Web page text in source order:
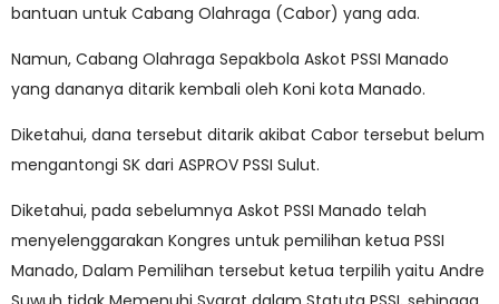
bantuan untuk Cabang Olahraga (Cabor) yang ada.
Namun, Cabang Olahraga Sepakbola Askot PSSI Manado
yang dananya ditarik kembali oleh Koni kota Manado.
Diketahui, dana tersebut ditarik akibat Cabor tersebut belum
mengantongi SK dari ASPROV PSSI Sulut.
Diketahui, pada sebelumnya Askot PSSI Manado telah
menyelenggarakan Kongres untuk pemilihan ketua PSSI
Manado, Dalam Pemilihan tersebut ketua terpilih yaitu Andre